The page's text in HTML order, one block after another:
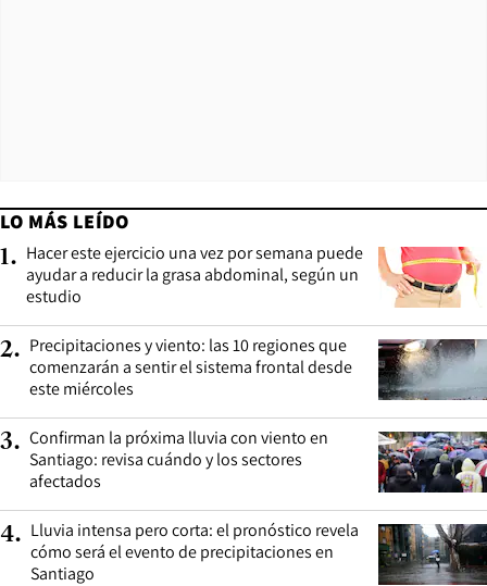
LO MÁS LEÍDO
1. Hacer este ejercicio una vez por semana puede
ayudar a reducir la grasa abdominal, según un
estudio
2. Precipitaciones y viento: las 10 regiones que
comenzarán a sentir el sistema frontal desde
este miércoles
3. Confirman la próxima lluvia con viento en
Santiago: revisa cuándo y los sectores
afectados
4. Lluvia intensa pero corta: el pronóstico revela
cómo será el evento de precipitaciones en
Santiago